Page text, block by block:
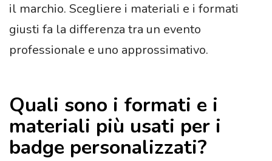
il marchio. Scegliere i materiali e i formati
giusti fa la differenza tra un evento
professionale e uno approssimativo.
Quali sono i formati e i
materiali più usati per i
badge personalizzati?